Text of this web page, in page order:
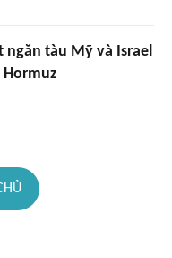
ngăn tàu Mỹ và Israel